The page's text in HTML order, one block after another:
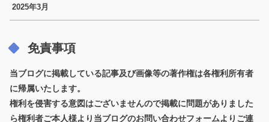
2025年3月
免責事項
当ブログに掲載している記事及び画像等の著作権は各権利所有者
に帰属いたします。
権利を侵害する意図はございませんので掲載に問題がありました
ら権利者ご本人様より当ブログのお問い合わせフォームよりご連